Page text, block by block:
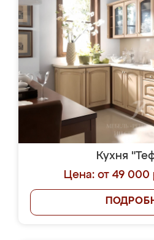
Кухня
Цена: от 49 000